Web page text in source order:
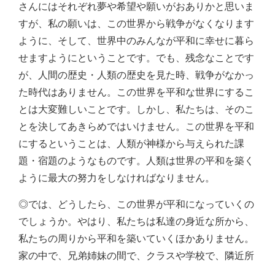
さんにはそれぞれ夢や希望や願いがおありかと思いま
すが、私の願いは、この世界から戦争がなくなります
ように、そして、世界中のみんなが平和に幸せに暮ら
せますようにということです。でも、残念なことです
が、人間の歴史・人類の歴史を見た時、戦争がなかっ
た時代はありません。この世界を平和な世界にするこ
とは大変難しいことです。しかし、私たちは、そのこ
とを決してあきらめではいけません。この世界を平和
にするということは、人類が神様から与えられた課
題・宿題のようなものです。人類は世界の平和を築く
ように最大の努力をしなければなりません。
◎では、どうしたら、この世界が平和になっていくの
でしょうか。やはり、私たちは私達の身近な所から、
私たちの周りから平和を築いていくほかありません。
家の中で、兄弟姉妹の間で、クラスや学校で、隣近所